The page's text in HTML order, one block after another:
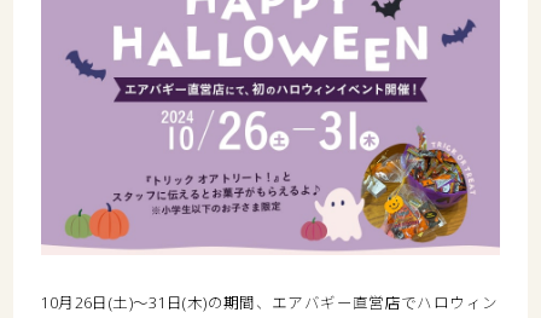
10月26日(土)〜31日(木)の期間、エアバギー直営店でハロウィン